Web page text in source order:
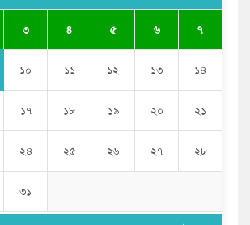
৩ ৪ ৫ ৬ ৭
১০ ১১ ১২ ১৩ ১৪
১৭ ১৮ ১৯ ২০ ২১
২৪ ২৫ ২৬ ২৭ ২৮
৩১